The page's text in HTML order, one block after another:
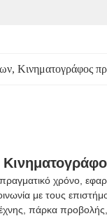
, Κινηματογράφος
χρόνο,
με τους
πάρκα